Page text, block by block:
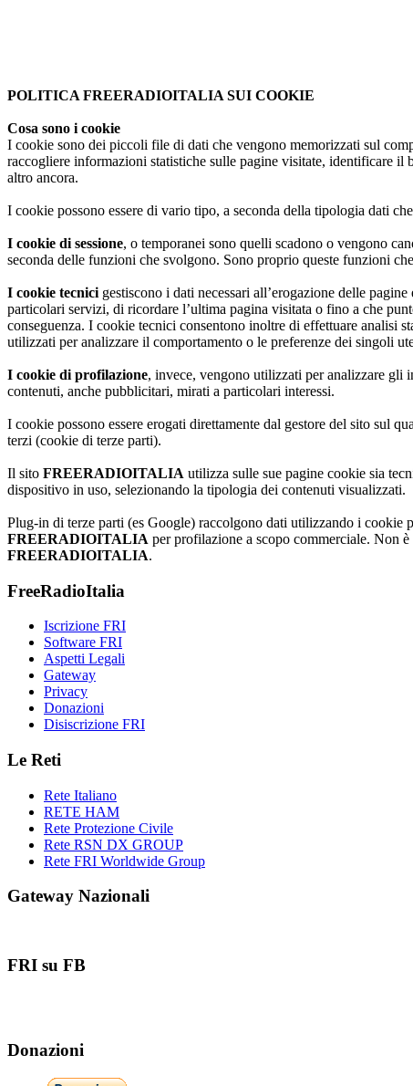
radio che abbia la funzione VOX.
Se siete interessati scrivete una mail a info@freeradioitalia.it
Forza, sperimentiamo anche PiCQ
Ricordo che è possibile fare Donazioni a sostegno del gruppo
FreeRadioItalia.it, chi volesse dare il proprio contributo è
di contattarci a 1fri001@freeradioitalia.it grazie a tutti.
POLITICA FREERADIOITALIA SUI COOKIE
Cosa sono i cookie
I cookie sono dei piccoli file di dati che vengono memorizzati sul
raccogliere informazioni statistiche sulle pagine visitate, identificare
altro ancora.
I cookie possono essere di vario tipo, a seconda della tipologia dati
I cookie di sessione, o temporanei sono quelli scadono o vengono
seconda delle funzioni che svolgono. Sono proprio queste funzioni
I cookie tecnici gestiscono i dati necessari all’erogazione delle
particolari servizi, di ricordare l’ultima pagina visitata o fino a che
conseguenza. I cookie tecnici consentono inoltre di effettuare analisi
utilizzati per analizzare il comportamento o le preferenze dei singoli
I cookie di profilazione, invece, vengono utilizzati per analizzare gli
contenuti, anche pubblicitari, mirati a particolari interessi.
I cookie possono essere erogati direttamente dal gestore del sito sul
terzi (cookie di terze parti).
Il sito FREERADIOITALIA utilizza sulle sue pagine cookie sia
dispositivo in uso, selezionando la tipologia dei contenuti visualizzati.
Plug-in di terze parti (es Google) raccolgono dati utilizzando i cookie
FREERADIOITALIA per profilazione a scopo commerciale. Non
FREERADIOITALIA.
FreeRadioItalia
Iscrizione FRI
Software FRI
Aspetti Legali
Gateway
Privacy
Donazioni
Disiscrizione FRI
Le Reti
Rete Italiano
RETE HAM
Rete Protezione Civile
Rete RSN DX GROUP
Rete FRI Worldwide Group
Gateway Nazionali
FRI su FB
Donazioni